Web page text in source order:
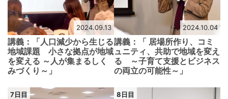
2024.09.13
講義：「人口減少から生じる
地域課題 小さな拠点が地域
を変える ～人が集まるしく
みづくり～」
2024.10.04
講義：「 居場所作り、コミ
ュニティ、共助で地域を変え
る ～子育て支援とビジネス
の両立の可能性～」
7日目 8日目